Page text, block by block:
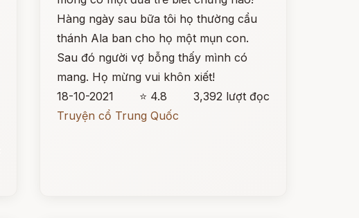
Hàng ngày sau bữa tôi họ thường cẩu
thánh Ala ban cho họ một mụn con.
Sau đó người vợ bỗng thấy mình có
mang. Họ mừng vui khôn xiết!
18-10-2021
⭐ 4.8
3,392 lượt đọc
Truyện cổ Trung Quốc